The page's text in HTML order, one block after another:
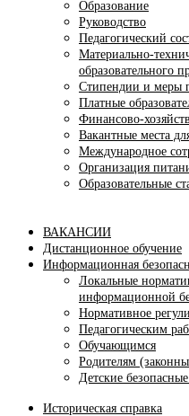
Образование
Руководство
Педагогический
Материально-
образовательного
Стипендии и меры
Платные
Финансово-
Вакантные места
Международное
Организация
Образовательные
ВАКАНСИИ
Дистанционное обучение
Информационная
Локальные
информационной
Нормативное
Педагогическим
Обучающимся
Родителям
Детские
Историческая справка